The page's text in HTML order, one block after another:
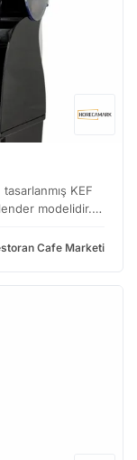
KEF
modelidir.
Cafe Marketi